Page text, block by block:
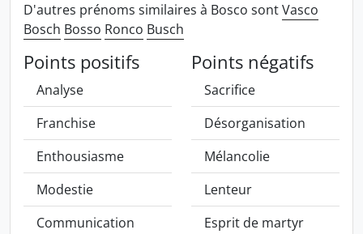
D'autres prénoms similaires à Bosco sontVasco
Bosch Bosso Ronco Busch
Points positifs
Analyse
Franchise
Enthousiasme
Modestie
Communication
Points négatifs
Sacrifice
Désorganisation
Mélancolie
Lenteur
Esprit de martyr